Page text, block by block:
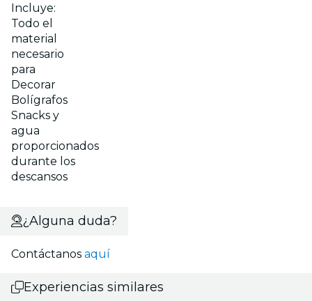
Incluye:
Todo el
material
necesario
para
Decorar
Bolígrafos
Snacks y
agua
proporcionados
durante los
descansos
¿Alguna duda?
Contáctanos aquí
Experiencias similares